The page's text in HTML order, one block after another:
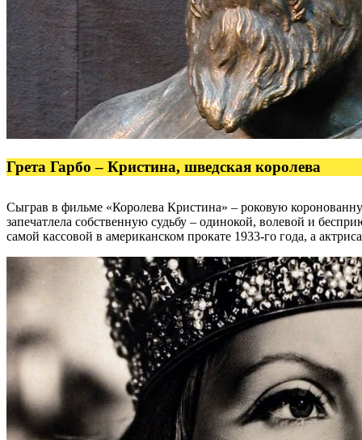
Грета Гарбо – Кристина, шведская королева
Сыграв в фильме «Королева Кристина» – роковую
запечатлела собственную судьбу – одинокой, волевой и
самой кассовой в американском прокате 1933-го года, а